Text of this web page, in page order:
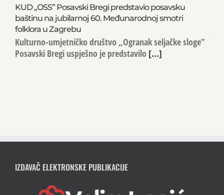
KUD „OSS” Posavski Bregi predstavio posavsku
baštinu na jubilarnoj 60. Međunarodnoj smotri
folklora u Zagrebu
Kulturno-umjetničko društvo „Ogranak seljačke sloge”
Posavski Bregi uspješno je predstavilo [...]
IZDAVAČ ELEKTRONSKE PUBLIKACIJE